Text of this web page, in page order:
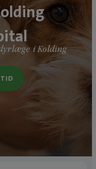
i Kolding